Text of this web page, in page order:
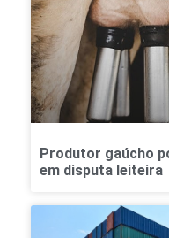
Produtor gaúcho
em disputa leiteira